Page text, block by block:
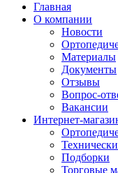
Главная
О компании
Новости
Материалы
Документы
Отзывы
Вопрос-
Вакансии
Интернет-
Подборки
Торговые